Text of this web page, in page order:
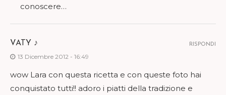
conoscere…
VATY ♪
13 Dicembre 2012 - 16:49
wow Lara con questa ricetta e con queste foto hai
conquistato tutti!! adoro i piatti della tradizione e
RISPONDI